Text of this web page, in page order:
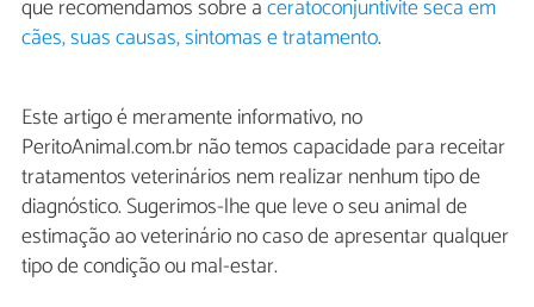
que recomendamos sobre aceratoconjuntivite seca em
cães, suas causas, sintomas e tratamento.
Este artigo é meramente informativo, no
PeritoAnimal.com.br não temos capacidade para receitar
tratamentos veterinários nem realizar nenhum tipo de
diagnóstico. Sugerimos-lhe que leve o seu animal de
estimação ao veterinário no caso de apresentar qualquer
tipo de condição ou mal-estar.